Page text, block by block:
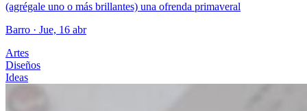
(agrégale uno o más brillantes) una ofrenda primaveral
Barro · Jue, 16 abr
Artes
Diseños
Ideas